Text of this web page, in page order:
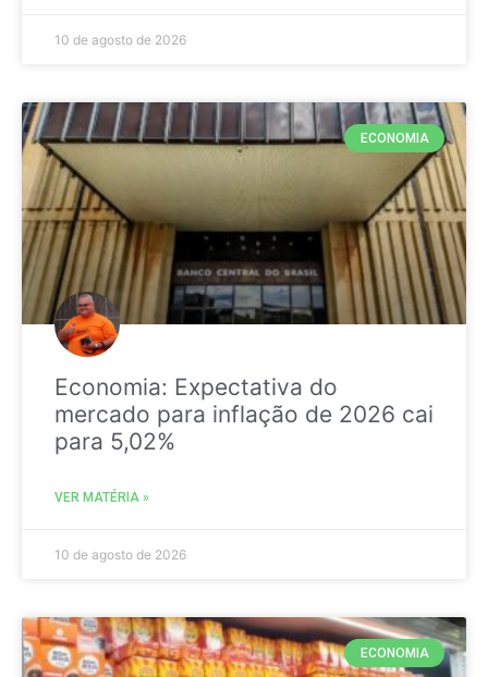
10 de agosto de 2026
ECONOMIA
Economia: Expectativa do
mercado para inflação de 2026 cai
para 5,02%
VER MATÉRIA »
10 de agosto de 2026
ECONOMIA